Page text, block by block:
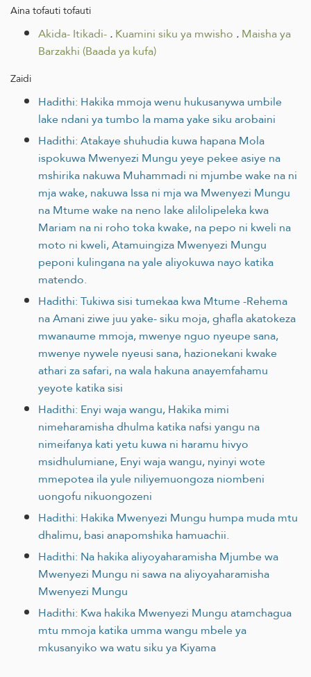
Aina tofauti tofauti
Akida- Itikadi-.Kuamini siku ya mwisho .Maisha ya
Barzakhi (Baada ya kufa)
Zaidi
Hadithi: Hakika mmoja wenu hukusanywa umbile
lake ndani ya tumbo la mama yake siku arobaini
Hadithi: Atakaye shuhudia kuwa hapana Mola
ispokuwa Mwenyezi Mungu yeye pekee asiye na
mshirika nakuwa Muhammadi ni mjumbe wake na ni
mja wake, nakuwa Issa ni mja wa Mwenyezi Mungu
na Mtume wake na neno lake alilolipeleka kwa
Mariam na ni roho toka kwake, na pepo ni kweli na
moto ni kweli, Atamuingiza Mwenyezi Mungu
peponi kulingana na yale aliyokuwa nayo katika
matendo.
Hadithi: Tukiwa sisi tumekaa kwa Mtume -Rehema
na Amani ziwe juu yake- siku moja, ghafla akatokeza
mwanaume mmoja, mwenye nguo nyeupe sana,
mwenye nywele nyeusi sana, hazionekani kwake
athari za safari, na wala hakuna anayemfahamu
yeyote katika sisi
Hadithi: Enyi waja wangu, Hakika mimi
nimeharamisha dhulma katika nafsi yangu na
nimeifanya kati yetu kuwa ni haramu hivyo
msidhulumiane, Enyi waja wangu, nyinyi wote
mmepotea ila yule niliyemuongoza niombeni
uongofu nikuongozeni
Hadithi: Hakika Mwenyezi Mungu humpa muda mtu
dhalimu, basi anapomshika hamuachii.
Hadithi: Na hakika aliyoyaharamisha Mjumbe wa
Mwenyezi Mungu ni sawa na aliyoyaharamisha
Mwenyezi Mungu
Hadithi: Kwa hakika Mwenyezi Mungu atamchagua
mtu mmoja katika umma wangu mbele ya
mkusanyiko wa watu siku ya Kiyama